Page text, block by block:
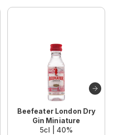
Beefeater London Dry
Gin Miniature
5cl | 40%